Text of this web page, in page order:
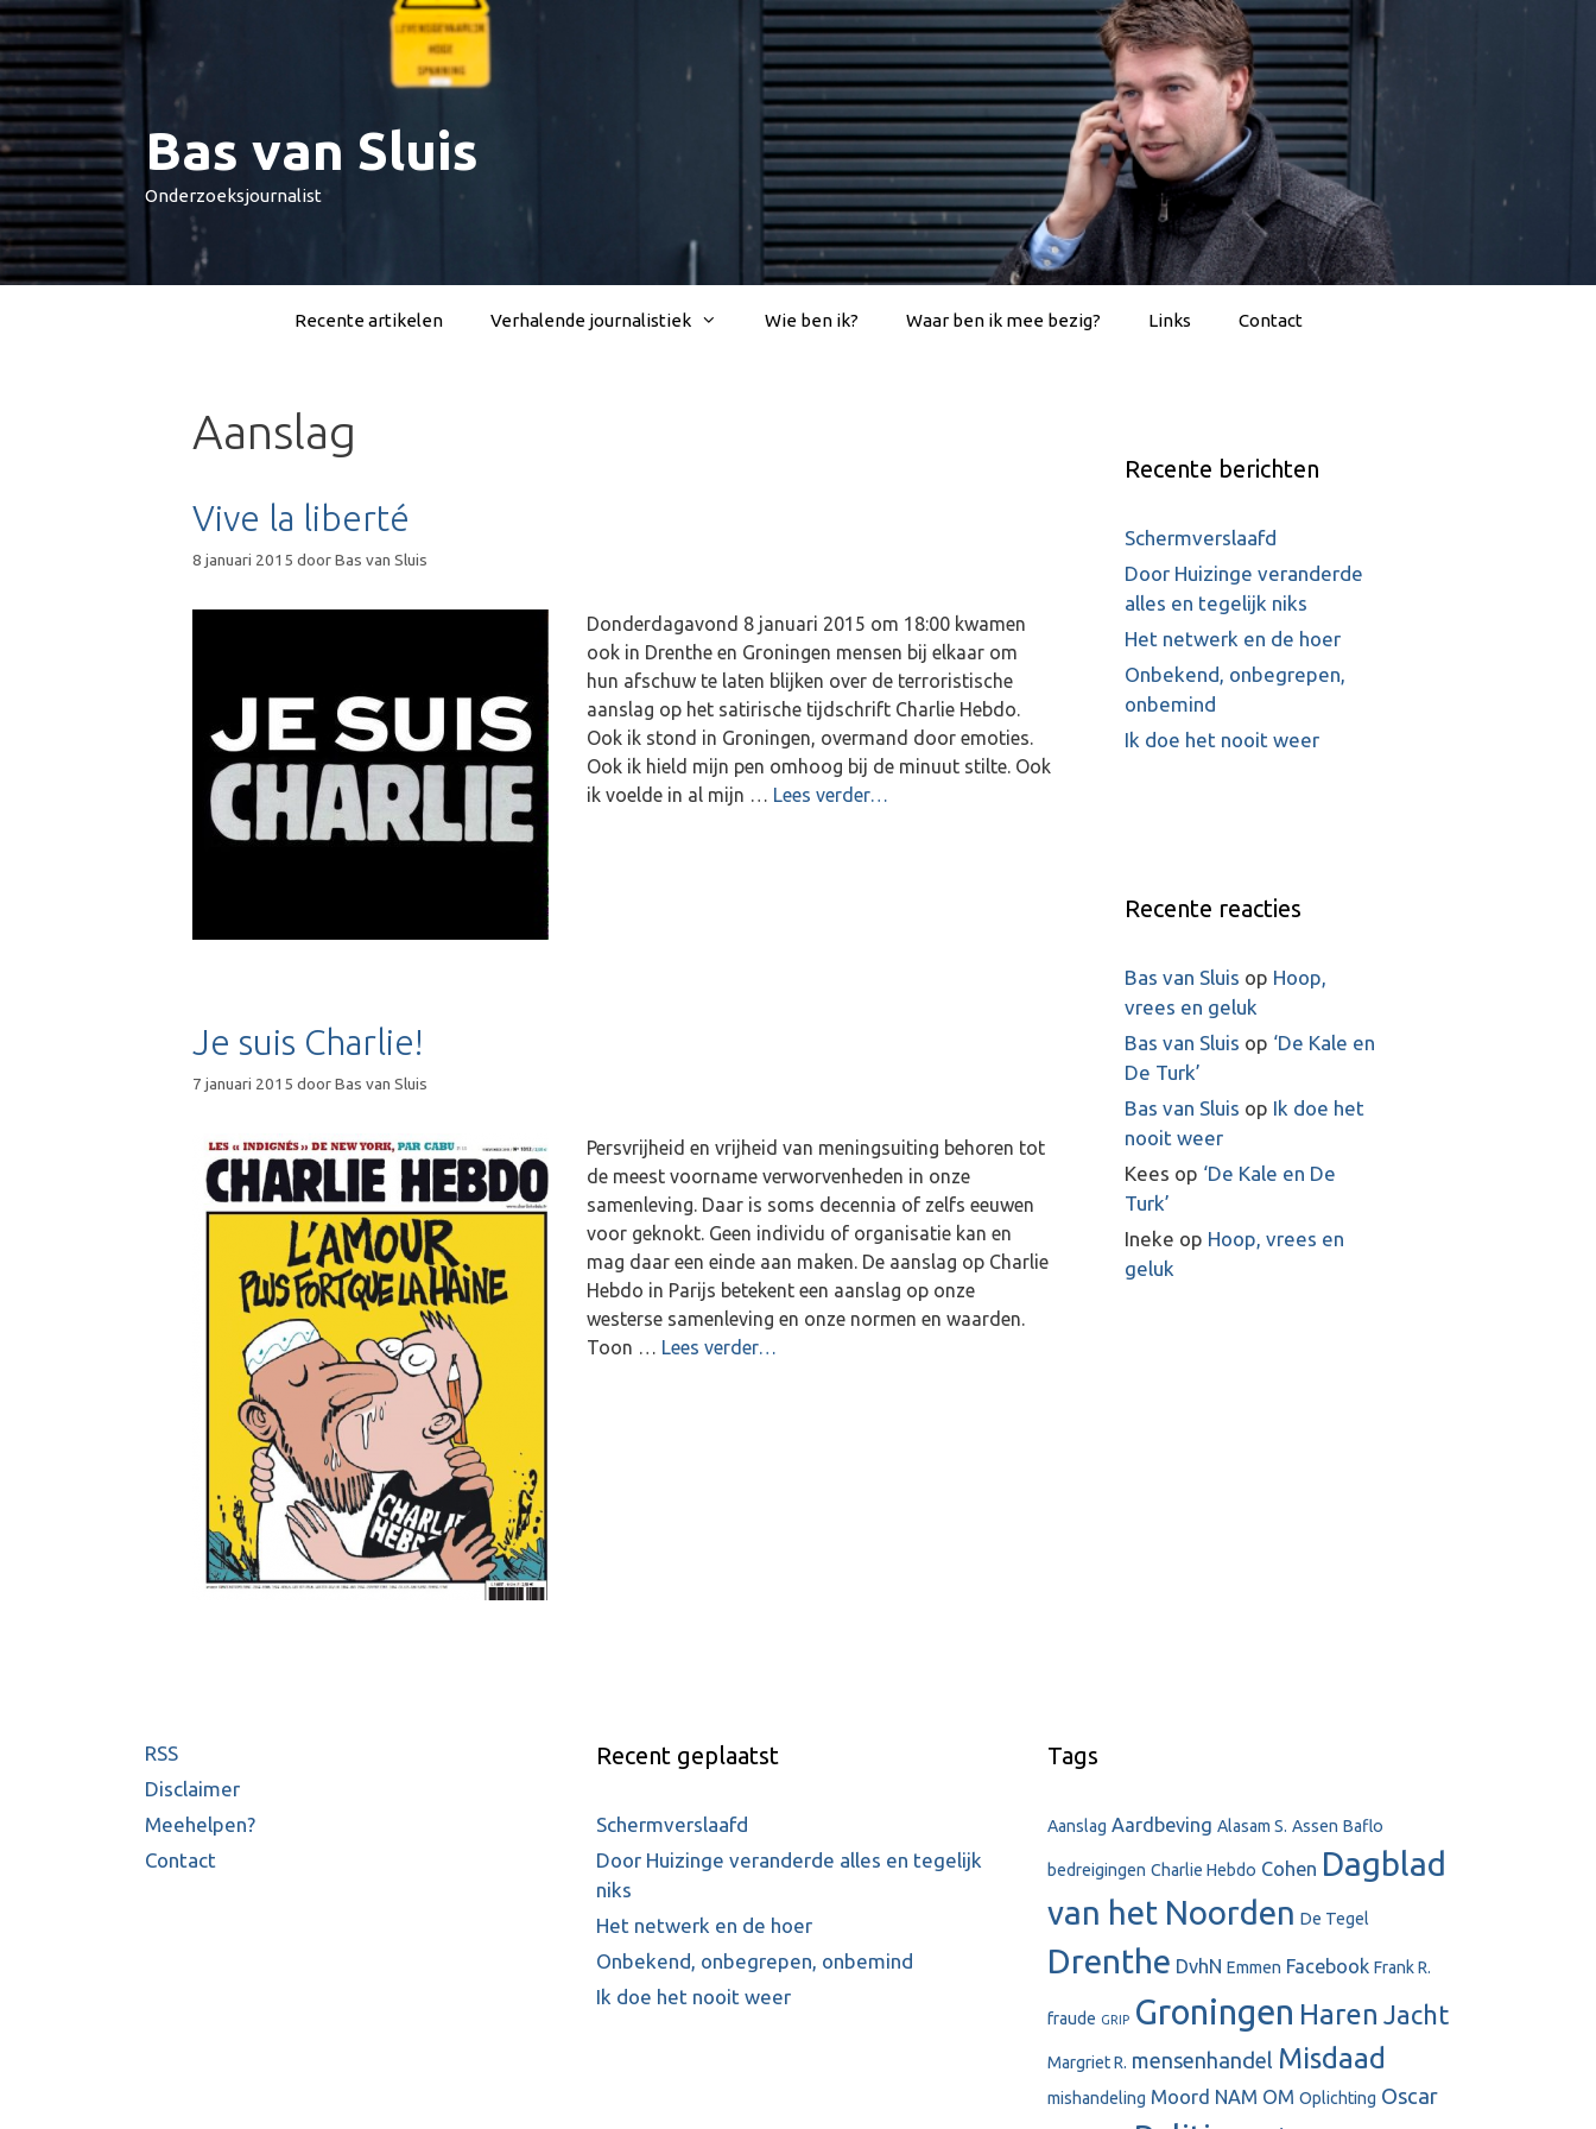
Spring
naar
inhoud
Bas van Sluis
Onderzoeksjournalist
Recente artikelen Verhalende journalistiek Wie ben ik? Waar ben ik mee bezig? Links Contact
Aanslag
Vive la liberté
8 januari 2015 doorBas van Sluis
Donderdagavond 8 januari 2015 om 18:00 kwamen
ook in Drenthe en Groningen mensen bij elkaar om
hun afschuw te laten blijken over de terroristische
aanslag op het satirische tijdschrift Charlie Hebdo.
Ook ik stond in Groningen, overmand door emoties.
Ook ik hield mijn pen omhoog bij de minuut stilte. Ook
ik voelde in al mijn … Lees verder…
Je suis Charlie!
7 januari 2015 doorBas van Sluis
Persvrijheid en vrijheid van meningsuiting behoren tot
de meest voorname verworvenheden in onze
samenleving. Daar is soms decennia of zelfs eeuwen
voor geknokt. Geen individu of organisatie kan en
mag daar een einde aan maken. De aanslag op Charlie
Hebdo in Parijs betekent een aanslag op onze
westerse samenleving en onze normen en waarden.
Toon … Lees verder…
Recente berichten
Schermverslaafd
Door Huizinge veranderde
alles en tegelijk niks
Het netwerk en de hoer
Onbekend, onbegrepen,
onbemind
Ik doe het nooit weer
Recente reacties
Bas van Sluis op Hoop,
vrees en geluk
Bas van Sluis op ‘De Kale en
De Turk’
Bas van Sluis op Ik doe het
nooit weer
Kees op ‘De Kale en De
Turk’
Ineke op Hoop, vrees en
geluk
RSS
Disclaimer
Meehelpen?
Contact
Recent geplaatst
Schermverslaafd
Door Huizinge veranderde alles en tegelijk
niks
Het netwerk en de hoer
Onbekend, onbegrepen, onbemind
Ik doe het nooit weer
Tags
Aanslag Aardbeving Alasam S. Assen Baflo
bedreigingen Charlie Hebdo Cohen Dagblad
van het Noorden De Tegel
Drenthe DvhN Emmen Facebook Frank R.
fraude GRIP Groningen Haren Jacht
Margriet R. mensenhandel Misdaad
mishandeling Moord NAM OM Oplichting Oscar